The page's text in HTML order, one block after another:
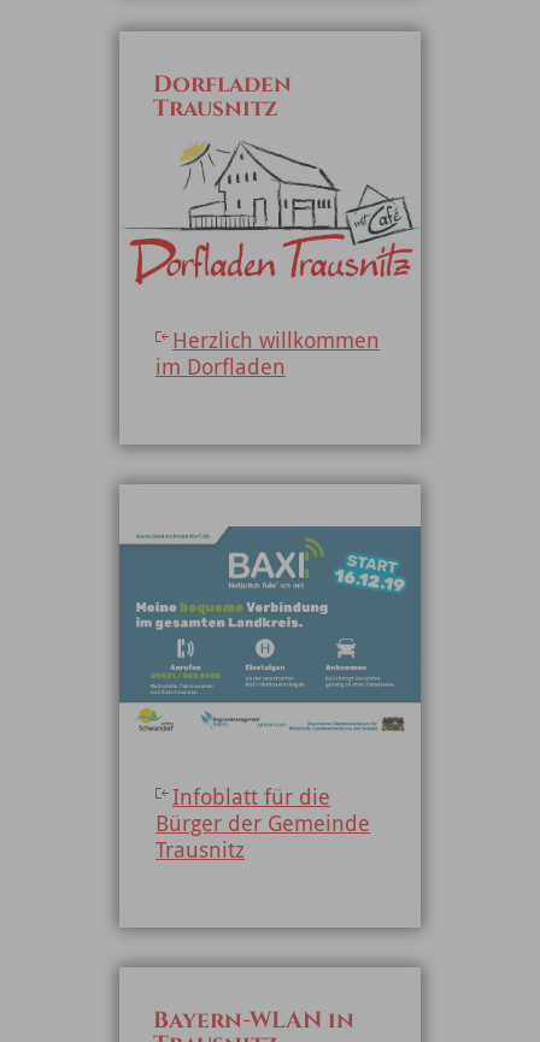
Dorfladen
Trausnitz
Herzlich willkommen
im Dorfladen
Infoblatt für die
Bürger der Gemeinde
Trausnitz
Bayern-WLAN in